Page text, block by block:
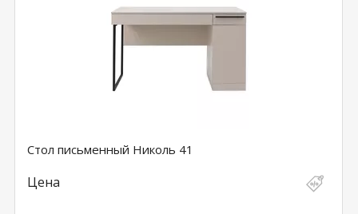
Стол письменный Николь 41
Цена